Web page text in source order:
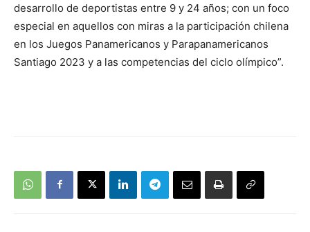
desarrollo de deportistas entre 9 y 24 años; con un foco
especial en aquellos con miras a la participación chilena
en los Juegos Panamericanos y Parapanamericanos
Santiago 2023 y a las competencias del ciclo olímpico”.